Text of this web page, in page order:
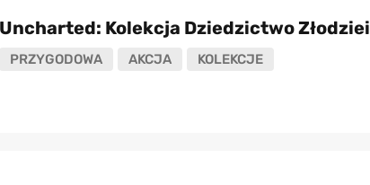
Uncharted: Kolekcja Dziedzictwo Złodziei
PRZYGODOWA AKCJA KOLEKCJE